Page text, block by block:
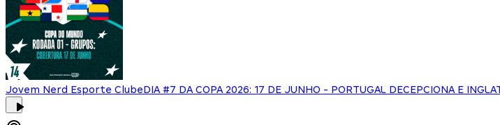
Jovem Nerd Esporte ClubeDIA #7 DA COPA 2026: 17 DE JUNHO - PORTUGAL DECEPCIONA E